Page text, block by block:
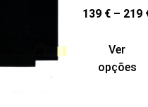
139 € – 219
Ver
opções